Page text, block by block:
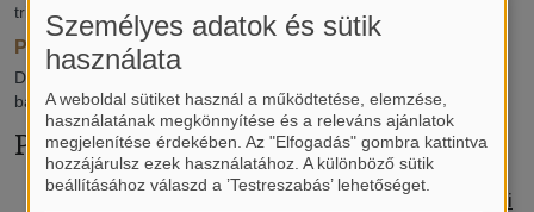
trials.
PROJECT TITLE 2
Diagnostic accuracy of biomarkers in cirrhotic patients with
bacterial infections: a systematic review and meta-analysis.
Publications
Role of Vitamin D Supplementation in Chronic Liver Di
Személyes adatok és sütik
használata
A weboldal sütiket használ a működtetése, elemzése,
használatának megkönnyítése és a releváns ajánlatok
megjelenítése érdekében. Az "Elfogadás" gombra kattintva
hozzájárulsz ezek használatához. A különböző sütik
beállításához válaszd a ’Testreszabás’ lehetőséget.